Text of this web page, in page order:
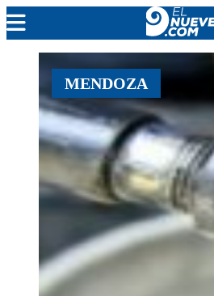
EL NUEVE
SOCIEDAD
POLÍTICA
POLICIALES
EN VIVO
MENDOZA